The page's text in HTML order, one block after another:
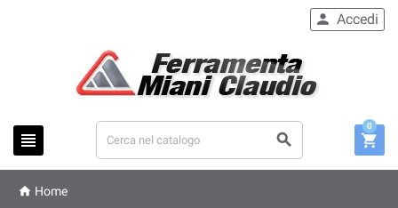
 
 Accedi

0
 Home